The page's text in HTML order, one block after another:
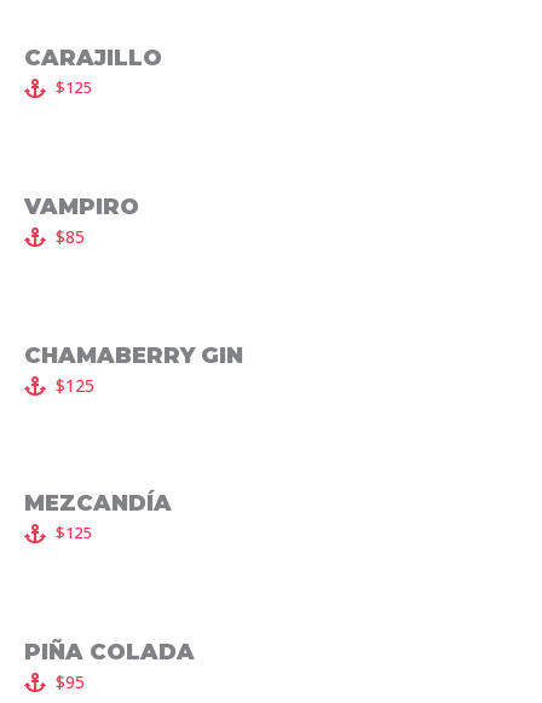
CARAJILLO
$125
VAMPIRO
$85
CHAMABERRY GIN
$125
MEZCANDÍA
$125
PIÑA COLADA
$95